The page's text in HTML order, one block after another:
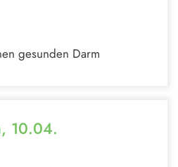
gesunden Darm
10.04.